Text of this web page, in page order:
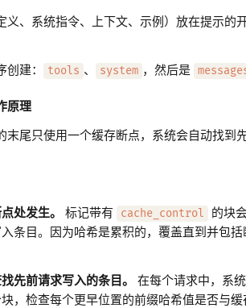
义、系统指令、上下文、示例）放在提示的
建：
tools 、 system ，然后是
原理
末尾只使用一个缓存断点，系统会自动找
处发生。
标记带有 cache_control
的块
条目。因为哈希是累积的，覆盖直到并包
先前请求写入的条目。
在每个请求中，系
，检查每个更早位置的前缀哈希值是否与